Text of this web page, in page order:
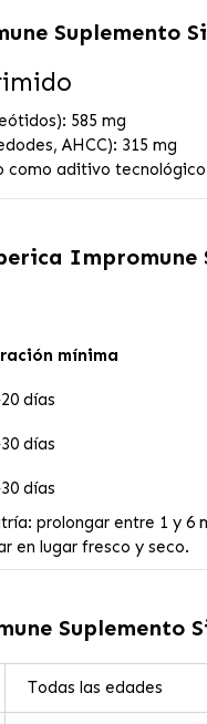
Suplemento
585 mg
AHCC): 315 mg
como aditivo tecnológico
Impromune
mínima
días
días
días
prolongar entre 1 y
en lugar fresco y seco.
Suplemento
Todas las edades